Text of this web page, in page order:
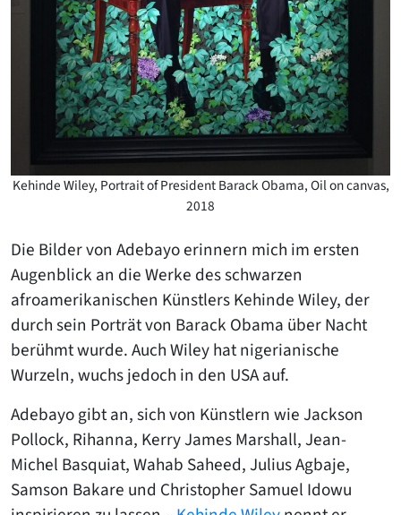
Kehinde Wiley, Portrait of President Barack Obama, Oil on canvas,
2018
Die Bilder von Adebayo erinnern mich im ersten
Augenblick an die Werke des schwarzen
afroamerikanischen Künstlers Kehinde Wiley, der
durch sein Porträt von Barack Obama über Nacht
berühmt wurde. Auch Wiley hat nigerianische
Wurzeln, wuchs jedoch in den USA auf.
Adebayo gibt an, sich von Künstlern wie Jackson
Pollock, Rihanna, Kerry James Marshall, Jean-
Michel Basquiat, Wahab Saheed, Julius Agbaje,
Samson Bakare und Christopher Samuel Idowu